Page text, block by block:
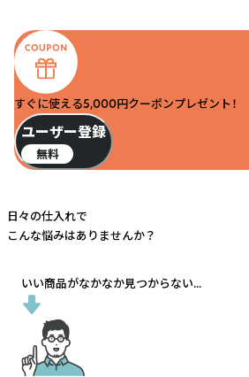
すぐに使える5,000円クーポンプレゼント！
ユーザー登録
無料
日々の仕入れで
こんな悩みはありませんか？
いい商品がなかなか見つからない...